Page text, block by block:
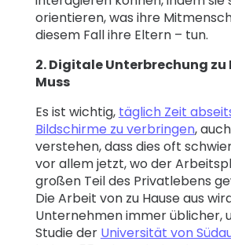
orientieren, was ihre
diesem Fall ihre Eltern – tun.
2. Digitale Unterbrechung zu
Muss
Es ist wichtig, täglich Zeit
Bildschirme zu verbringen,
verstehen, dass dies oft
vor allem jetzt, wo der
großen Teil des Privatlebens
Die Arbeit von zu Hause aus
Unternehmen immer üblicher,
Studie der Universität von